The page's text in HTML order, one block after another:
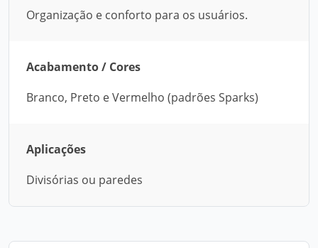
Organização e conforto para os usuários.
Acabamento / Cores
Branco, Preto e Vermelho (padrões Sparks)
Aplicações
Divisórias ou paredes